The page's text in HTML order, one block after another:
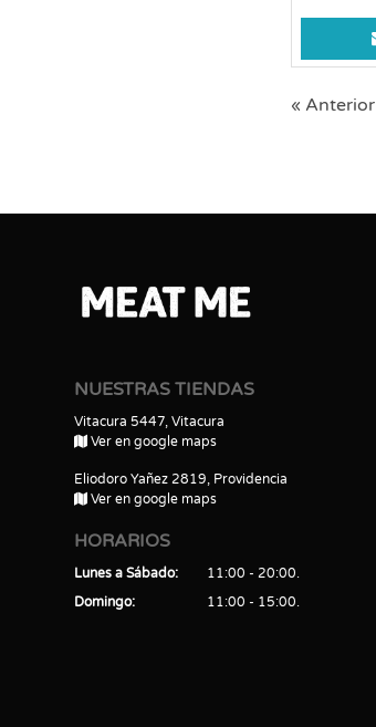
« Anterior
NUESTRAS TIENDAS
Vitacura 5447, Vitacura
Ver en google maps
Eliodoro Yañez 2819, Providencia
Ver en google maps
HORARIOS
Lunes a Sábado
11:00 - 20:00
Domingo
11:00 - 15:00